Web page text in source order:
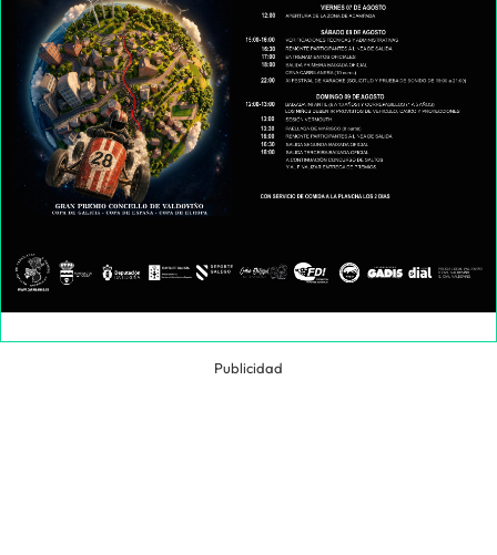
Publicidad